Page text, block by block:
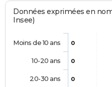
Données exprimées en
Insee)
0
0
0
Moins de 10 ans
10-20 ans
20-30 ans